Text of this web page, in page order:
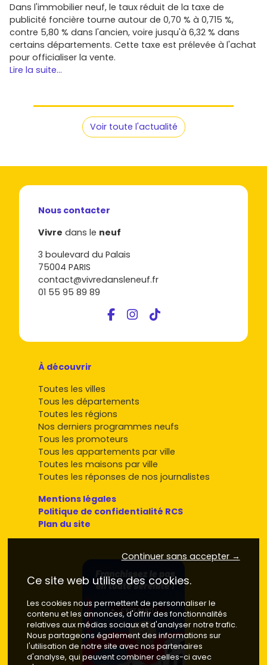
Dans l'immobilier neuf, le taux réduit de la taxe de
publicité foncière tourne autour de 0,70 % à 0,715 %,
contre 5,80 % dans l'ancien, voire jusqu'à 6,32 % dans
certains départements. Cette taxe est prélevée à l'achat
pour officialiser la vente.
Lire la suite...
Voir toute l'actualité
Nous contacter
Vivre dans le neuf
3 boulevard du Palais
75004 PARIS
contact@vivredansleneuf.fr
01 55 95 89 89
À découvrir
Toutes les villes
Tous les départements
Toutes les régions
Nos derniers programmes neufs
Tous les promoteurs
Tous les appartements par ville
Toutes les maisons par ville
Toutes les réponses de nos journalistes
Mentions légales
Politique de confidentialité RCS
Plan du site
Continuer sans accepter →
Ce site web utilise des cookies.
Les cookies nous permettent de personnaliser le
contenu et les annonces, d'offrir des fonctionnalités
relatives aux médias sociaux et d'analyser notre trafic.
Nous partageons également des informations sur
l'utilisation de notre site avec nos partenaires
d'analyse, qui peuvent combiner celles-ci avec